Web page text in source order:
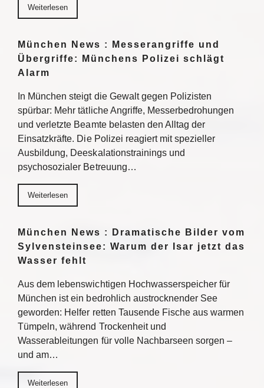
Weiterlesen
München News : Messerangriffe und
Übergriffe: Münchens Polizei schlägt
Alarm
In München steigt die Gewalt gegen Polizisten
spürbar: Mehr tätliche Angriffe, Messerbedrohungen
und verletzte Beamte belasten den Alltag der
Einsatzkräfte. Die Polizei reagiert mit spezieller
Ausbildung, Deeskalationstrainings und
psychosozialer Betreuung…
Weiterlesen
München News : Dramatische Bilder vom
Sylvensteinsee: Warum der Isar jetzt das
Wasser fehlt
Aus dem lebenswichtigen Hochwasserspeicher für
München ist ein bedrohlich austrocknender See
geworden: Helfer retten Tausende Fische aus warmen
Tümpeln, während Trockenheit und
Wasserableitungen für volle Nachbarseen sorgen –
und am…
Weiterlesen